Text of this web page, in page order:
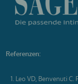
Referenzen:
Leo VD, Benvenuti